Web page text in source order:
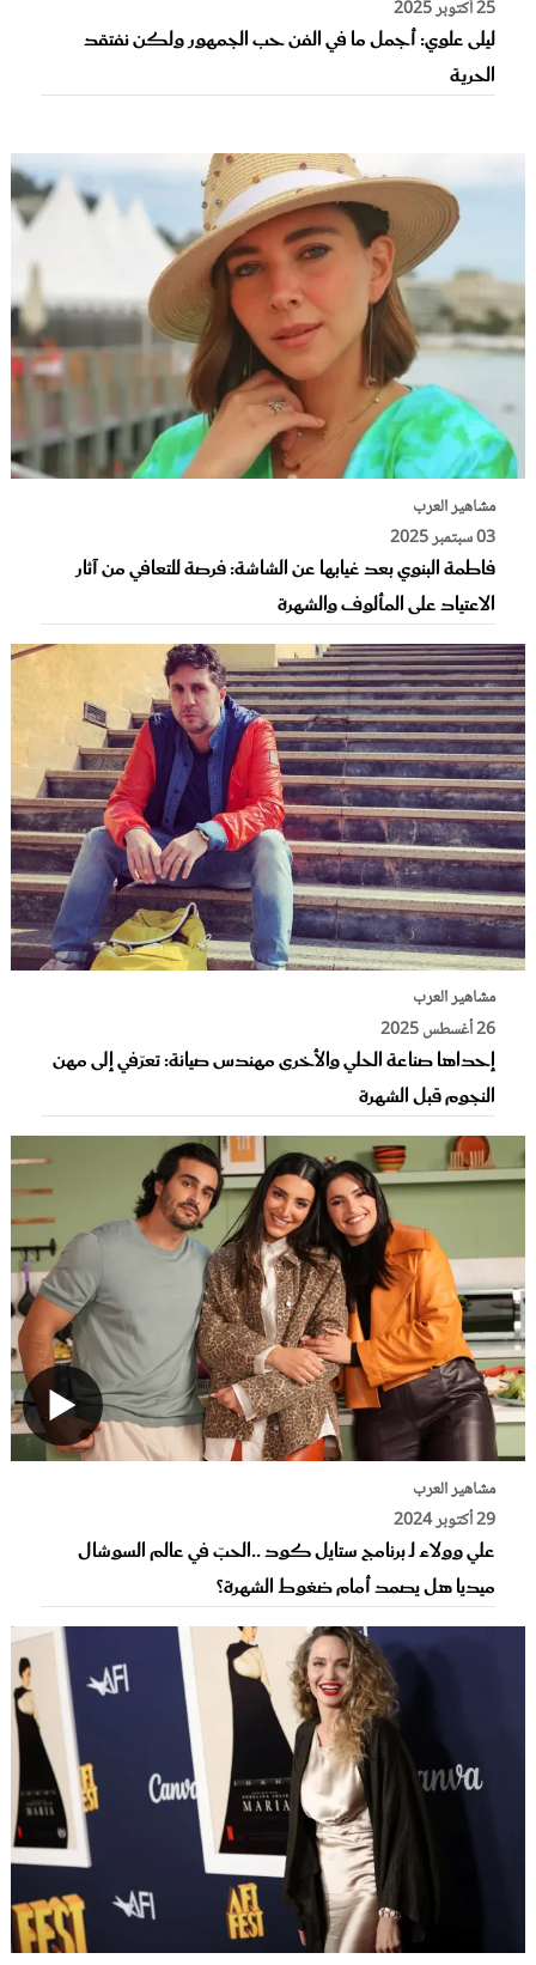
25 أكتوبر 2025
ليلى علوي: أجمل ما في الفن حب الجمهور ولكن نفتقد
الحرية
مشاهير العرب
03 سبتمبر 2025
فاطمة البنوي بعد غيابها عن الشاشة: فرصة للتعافي من آثار
الاعتياد على المألوف والشهرة
مشاهير العرب
26 أغسطس 2025
إحداها صناعة الحلي والأخرى مهندس صيانة: تعرّفي إلى مهن
النجوم قبل الشهرة
مشاهير العرب
29 أكتوبر 2024
علي وولاء لـ برنامج ستايل كود ..الحبّ في عالم السوشال
ميديا هل يصمد أمام ضغوط الشهرة؟